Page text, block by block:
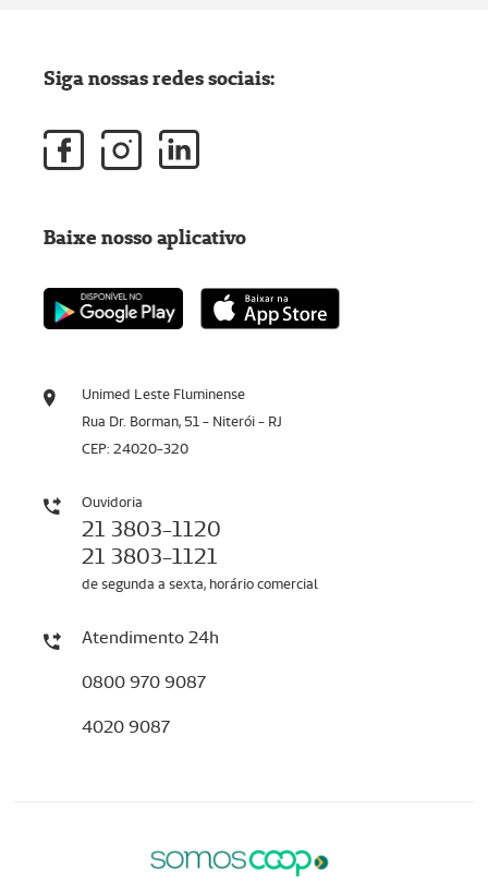
Unimed Leste Fluminense
Rua Dr. Borman, 51 - Niterói - RJ
CEP: 24020-320
Ouvidoria
21 3803-1120
21 3803-1121
de segunda a sexta, horário comercial
Atendimento 24h
0800 970 9087
4020 9087
Siga nossas redes sociais:
Baixe nosso aplicativo